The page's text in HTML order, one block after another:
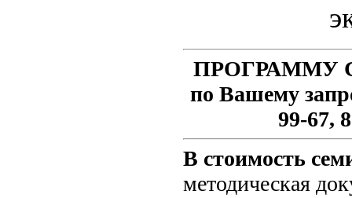
ПРОГРАММУ
по Вашему
99-67,
В стоимость
методическая